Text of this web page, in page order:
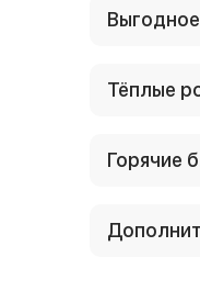
Тёплые
Горячие